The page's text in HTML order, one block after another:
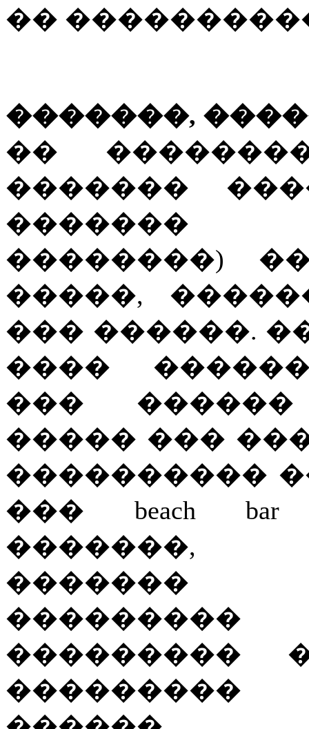
��
�������,
��
�������
�������
��������)
�����,
��� ������.
����
��� ������
����� ���
����������
��� beach
�������,
�������
���������
���������